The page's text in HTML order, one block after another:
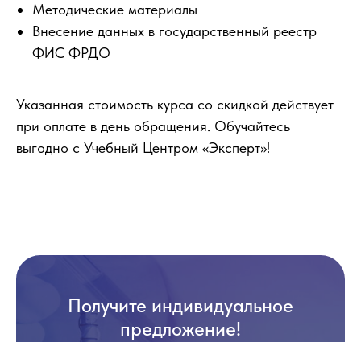
Методические материалы
Внесение данных в государственный реестр
ФИС ФРДО
Указанная стоимость курса со скидкой действует
при оплате в день обращения. Обучайтесь
выгодно с Учебный Центром «Эксперт»!
Получите индивидуальное
предложение!